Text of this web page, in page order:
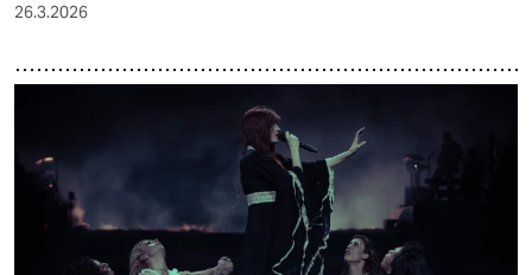
26.3.2026